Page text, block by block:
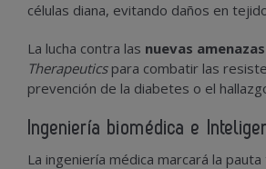
células diana, evitando daños en
La lucha contra las nuevas
Therapeuticspara combatir las
prevención de la diabetes o el
Ingeniería biomédica e
La ingeniería médica marcará la